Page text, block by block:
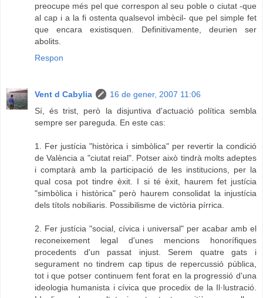
preocupe més pel que correspon al seu poble o ciutat -que
al cap i a la fi ostenta qualsevol imbècil- que pel simple fet
que encara existisquen. Definitivamente, deurien ser
abolits.
Respon
Vent d Cabylia
16 de gener, 2007 11:06
Sí, és trist, però la disjuntiva d'actuació política sembla
sempre ser pareguda. En este cas:
1. Fer justícia "històrica i simbòlica" per revertir la condició
de València a "ciutat reial". Potser això tindrà molts adeptes
i comptarà amb la participació de les institucions, per la
qual cosa pot tindre èxit. I si té èxit, haurem fet justícia
"simbòlica i històrica" però haurem consolidat la injustícia
dels títols nobiliaris. Possibilisme de victòria pírrica.
2. Fer justícia "social, cívica i universal" per acabar amb el
reconeixement legal d'unes mencions honorífiques
procedents d'un passat injust. Serem quatre gats i
segurament no tindrem cap tipus de repercussió pública,
tot i que potser continuem fent forat en la progressió d'una
ideologia humanista i cívica que procedix de la Il·lustració.